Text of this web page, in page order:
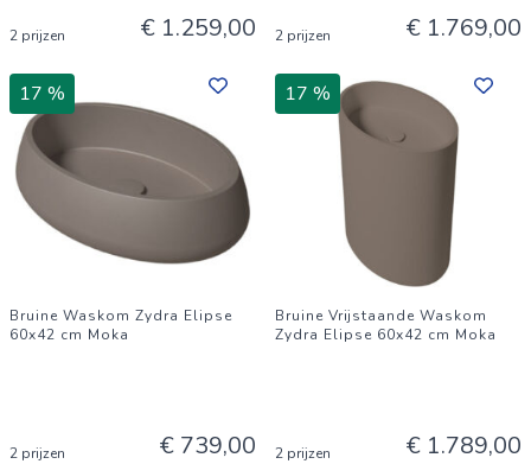
2 prijzen € 1.259,00 2 prijzen € 1.769,00
17 %
Bruine Waskom Zydra Elipse
60x42 cm Moka
2 prijzen € 739,00
17 %
Bruine Vrijstaande Waskom
Zydra Elipse 60x42 cm Moka
2 prijzen € 1.789,00